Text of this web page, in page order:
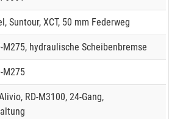
Suntour, XCT, 50 mm Federweg
M275, hydraulische Scheibenbremse
M275
RD-M3100, 24-Gang,